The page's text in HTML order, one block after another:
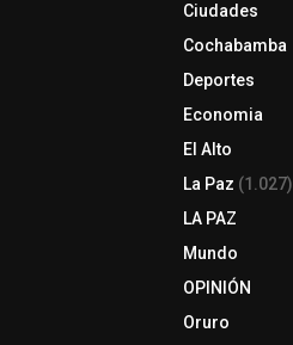
Ciudades
Cochabamba
Deportes
Economia
El Alto
La Paz (1.027)
LA PAZ
Mundo
OPINIÓN
Oruro